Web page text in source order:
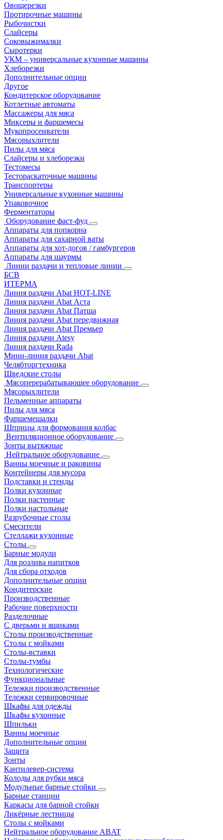
Овощерезки
Протирочные машины
Рыбочистки
Слайсеры
Соковыжималки
Сыротерки
УКМ – универсальные кухонные машины
Хлеборезки
Дополнительные опции
Другое
Кондитерское оборудование
Котлетные автоматы
Массажеры для мяса
Миксеры и фаршемесы
Мукопросеиватели
Мясорыхлители
Пилы для мяса
Слайсеры и хлеборезки
Тестомесы
Тестораскаточные машины
Транспортеры
Универсальные кухонные машины
Упаковочное
Ферментаторы
Оборудование фаст-фуд
Аппараты для попкорна
Аппараты для сахарной ваты
Аппараты для хот-догов / гамбургеров
Аппараты для шаурмы
Линии раздачи и тепловые линии
БСВ
ИТЕРМА
Линия раздачи Abat HOT-LINE
Линия раздачи Abat Аста
Линия раздачи Abat Патша
Линия раздачи Abat передвижная
Линия раздачи Abat Премьер
Линия раздачи Atesy
Линия раздачи Rada
Мини-линия раздачи Abat
Челябторгтехника
Шведские столы
Мясоперерабатывающее оборудование
Мясорыхлители
Пельменные аппараты
Пилы для мяса
Фаршемешалки
Шприцы для формования колбас
Вентиляционное оборудование
Зонты вытяжные
Нейтральное оборудование
Ванны моечные и раковины
Контейнеры для мусора
Подставки и стенды
Полки кухонные
Полки настенные
Полки настольные
Разрубочные столы
Смесители
Стеллажи кухонные
Столы
Барные модули
Для розлива напитков
Для сбора отходов
Дополнительные опции
Кондитерские
Производственные
Рабочие поверхности
Разделочные
С дверьми и ящиками
Столы производственные
Столы с мойками
Столы-вставки
Столы-тумбы
Технологические
Функциональные
Тележки производственные
Тележки сервировочные
Шкафы для одежды
Шкафы кухонные
Шпильки
Ванны моечные
Дополнительные опции
Защита
Зонты
Кантилевер-система
Колоды для рубки мяса
Модульные барные стойки
Барные станции
Каркасы для барной стойки
Ликёрные лестницы
Столы с мойками
Нейтральное оборудование ABAT